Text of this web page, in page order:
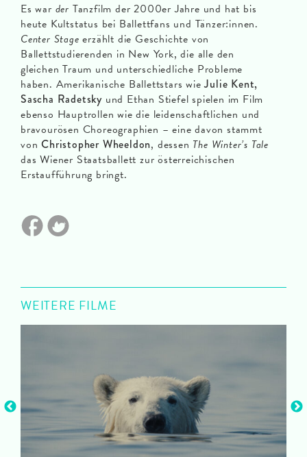
Es war der Tanzfilm der 2000er Jahre und hat bis
heute Kultstatus bei Ballettfans und Tänzer:innen.
Center Stageerzählt die Geschichte von
Ballettstudierenden in New York, die alle den
gleichen Traum und unterschiedliche Probleme
haben. Amerikanische Ballettstars wieJulie Kent,
Sascha Radetsky und Ethan Stiefel spielen im Film
ebenso Hauptrollen wie die leidenschaftlichen und
bravourösen Choreographien – eine davon stammt
vonChristopher Wheeldon, dessen The Winter’s Tale
das Wiener Staatsballett zur österreichischen
Erstaufführung bringt.
WEITERE FILME